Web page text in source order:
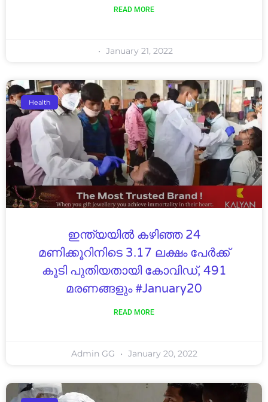
READ MORE
January 21, 2022
Health
ഇന്ത്യയിൽ കഴിഞ്ഞ 24
മണിക്കൂറിനിടെ 3.17 ലക്ഷം പേർക്ക്
കൂടി പുതിയതായി കോവിഡ്, 491
മരണങ്ങളും #January20
READ MORE
Admin GG January 20, 2022